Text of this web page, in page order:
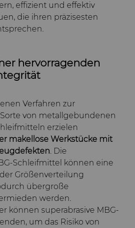
effizient und effektiv
die ihren präzisesten
hervorragenden
Verfahren zur
von metallgebundenen
erzielen
makellose Werkstücke mit
. Die
Schleifmittel können eine
Größenverteilung
übergroße
werden.
können superabrasive MBG-
um das Risiko von